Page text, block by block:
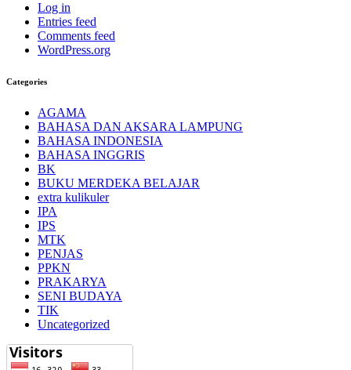
Log in
Entries feed
Comments feed
WordPress.org
Categories
AGAMA
BAHASA DAN AKSARA LAMPUNG
BAHASA INDONESIA
BAHASA INGGRIS
BK
BUKU MERDEKA BELAJAR
extra kulikuler
IPA
IPS
MTK
PENJAS
PPKN
PRAKARYA
SENI BUDAYA
TIK
Uncategorized